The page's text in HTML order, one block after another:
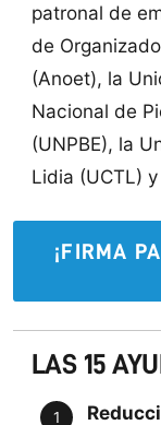
patronal de
de
(Anoet), la
Nacional de
(UNPBE), la
Lidia (UCTL)
¡FIRMA
LAS 15